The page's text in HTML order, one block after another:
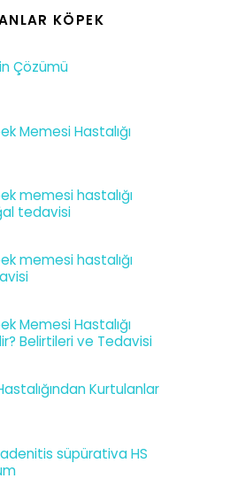
KÖPEK
Çözümü
Memesi Hastalığı
memesi hastalığı
tedavisi
memesi hastalığı
Memesi Hastalığı
Belirtileri ve Tedavisi
Kurtulanlar
süpürativa HS